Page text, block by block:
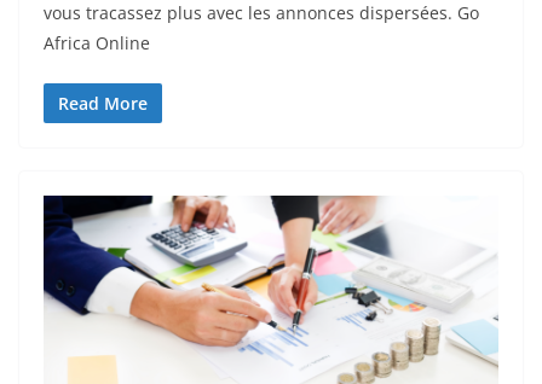
vous tracassez plus avec les annonces dispersées. Go
Africa Online
Read More